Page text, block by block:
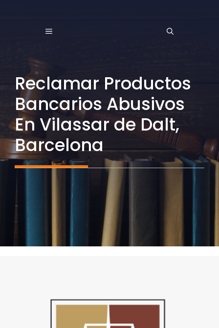
MENÚ
Reclamar Productos
Bancarios Abusivos
En Vilassar de Dalt,
Barcelona